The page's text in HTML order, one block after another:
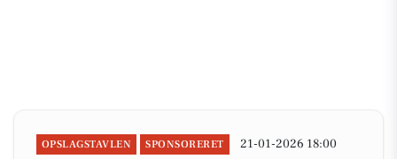
OPSLAGSTAVLEN SPONSORERET 21-01-2026 18:00